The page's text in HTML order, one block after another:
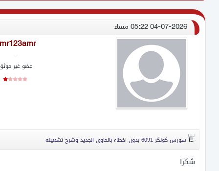
04-07-2026 05:22 مساء
عضو غير
سورس كونكر 6091 بدون اخطاء بالحاوي الجديد وشرح تشغيله
شكرا